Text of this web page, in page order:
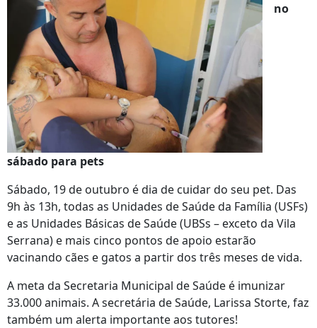
no
sábado para pets
Sábado, 19 de outubro é dia de cuidar do seu pet. Das
9h às 13h, todas as Unidades de Saúde da Família (USFs)
e as Unidades Básicas de Saúde (UBSs – exceto da Vila
Serrana) e mais cinco pontos de apoio estarão
vacinando cães e gatos a partir dos três meses de vida.
A meta da Secretaria Municipal de Saúde é imunizar
33.000 animais. A secretária de Saúde, Larissa Storte, faz
também um alerta importante aos tutores!